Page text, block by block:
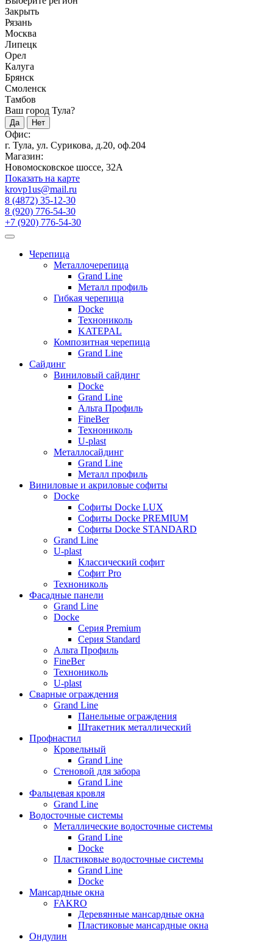
Закрыть
Рязань
Москва
Липецк
Орел
Калуга
Брянск
Смоленск
Тамбов
Ваш город Тула?
Да Нет
Офис:
г. Тула, ул. Сурикова, д.20, оф.204
Магазин:
Новомосковское шоссе, 32А
Показать на карте
krovp1us@mail.ru
8 (4872) 35-12-30
8 (920) 776-54-30
+7 (920) 776-54-30
Черепица
Металлочерепица
Grand Line
Металл профиль
Гибкая черепица
Docke
Технониколь
KATEPAL
Композитная черепица
Grand Line
Сайдинг
Виниловый сайдинг
Docke
Grand Line
Альта Профиль
FineBer
Технониколь
U-plast
Металлосайдинг
Grand Line
Металл профиль
Виниловые и акриловые софиты
Docke
Софиты Docke LUX
Софиты Docke PREMIUM
Софиты Docke STANDARD
Grand Line
U-plast
Классический софит
Софит Pro
Технониколь
Фасадные панели
Grand Line
Docke
Серия Premium
Серия Standard
Альта Профиль
FineBer
Технониколь
U-plast
Сварные ограждения
Grand Line
Панельные ограждения
Штакетник металлический
Профнастил
Кровельный
Grand Line
Стеновой для забора
Grand Line
Фальцевая кровля
Grand Line
Водосточные системы
Металлические водосточные системы
Grand Line
Docke
Пластиковые водосточные системы
Grand Line
Docke
Мансардные окна
FAKRO
Деревянные мансардные окна
Пластиковые мансардные окна
Ондулин